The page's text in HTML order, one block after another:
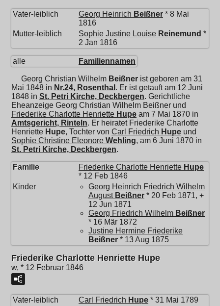
Vater-leiblich Georg Heinrich Beißner * 8 Mai
1816
Mutter-leiblich
Sophie Justine Louise Reinemund *
2 Jan 1816
alle Familiennamen
Georg Christian Wilhelm Beißner ist geboren am 31
Mai 1848 in Nr.24, Rosenthal . Er ist getauft am 12 Juni
1848 in St. Petri Kirche, Deckbergen. Gerichtliche
Eheanzeige Georg Christian Wilhelm Beißner und
Friederike Charlotte Henriette Hupe am 7 Mai 1870 in
Amtsgericht, Rinteln. Er heiratet Friederike Charlotte
Henriette Hupe, Tochter von Carl Friedrich Hupe und
Sophie Christine Eleonore Wehling, am 6 Juni 1870 in
St. Petri Kirche, Deckbergen.
Familie Friederike Charlotte Henriette Hupe
* 12 Feb 1846
Kinder
Georg Heinrich Friedrich Wilhelm
August Beißner * 20 Feb 1871, +
12 Jun 1871
Georg Friedrich Wilhelm Beißner
* 16 Mär 1872
Justine Hermine Friederike
Beißner * 13 Aug 1875
Friederike Charlotte Henriette Hupe
w, * 12 Februar 1846
Vater-leiblich Carl Friedrich Hupe * 31 Mai 1789